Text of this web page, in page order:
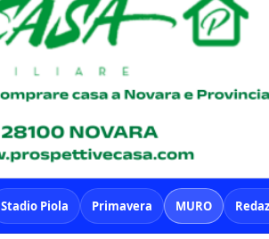
Stadio Piola Primavera MURO